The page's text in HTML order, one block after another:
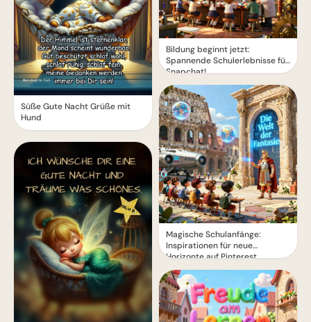
Süße Gute Nacht Grüße mit
Hund
Bildung beginnt jetzt:
Spannende Schulerlebnisse für
Snapchat!
Magische Schulanfänge:
Inspirationen für neue
Horizonte auf Pinterest